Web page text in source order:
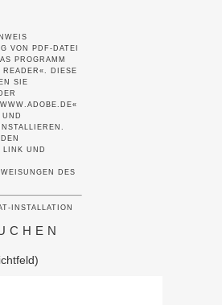
VON PDF-DATEI
PROGRAMM
READER«. DIESE
SIE
UND
LINK UND
DES
INSTALLATION